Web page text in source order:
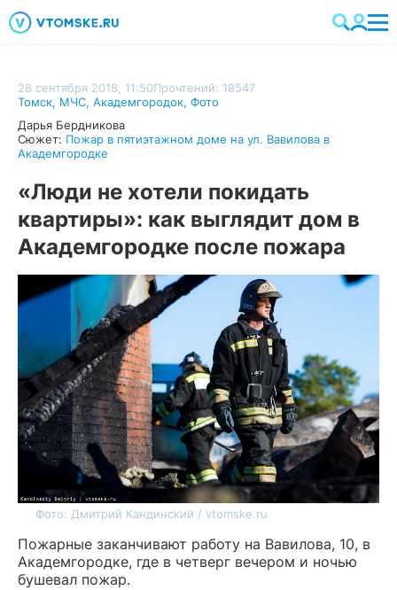
28 сентября 2018, 11:50Прочтений: 18547
Томск, МЧС, Академгородок, Фото
Дарья Бердникова
Сюжет: Пожар в пятиэтажном доме на ул. Вавилова в
Академгородке
«Люди не хотели покидать
квартиры»: как выглядит дом в
Академгородке после пожара
Фото: Дмитрий Кандинский / vtomske.ru
Пожарные заканчивают работу на Вавилова, 10, в
Академгородке, где в четверг вечером и ночью
бушевал пожар.